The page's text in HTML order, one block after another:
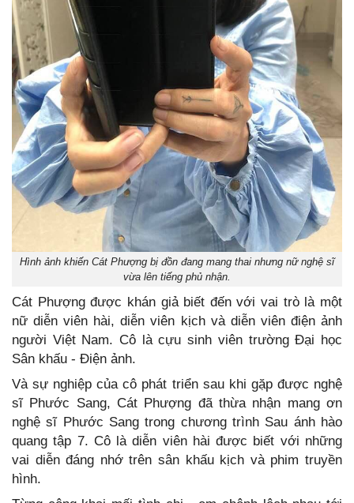
Hình ảnh khiến Cát Phượng bị đồn đang mang thai nhưng nữ nghệ sĩ
vừa lên tiếng phủ nhận.
Cát Phượng được khán giả biết đến với vai trò là một
nữ diễn viên hài, diễn viên kịch và diễn viên điện ảnh
người Việt Nam. Cô là cựu sinh viên trường Đại học
Sân khấu - Điện ảnh.
Và sự nghiệp của cô phát triển sau khi gặp được nghệ
sĩ Phước Sang, Cát Phượng đã thừa nhận mang ơn
nghệ sĩ Phước Sang trong chương trình Sau ánh hào
quang tập 7. Cô là diễn viên hài được biết với những
vai diễn đáng nhớ trên sân khấu kịch và phim truyền
hình.